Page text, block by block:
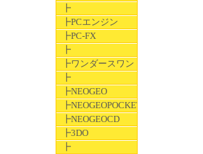
┣
┣PCエンジン
┣PC-FX
┣
┣ワンダースワン
┣
┣NEOGEO
┣NEOGEOPOCKET
┣NEOGEOCD
┣3DO
┣